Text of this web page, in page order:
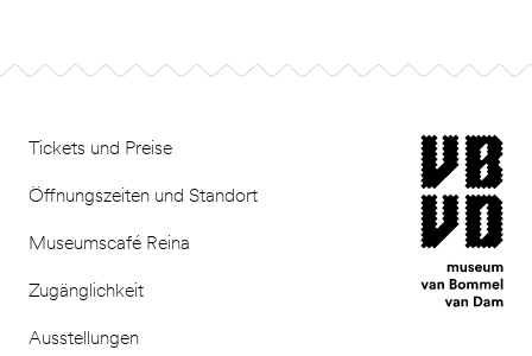
Tickets und Preise
Öffnungszeiten und Standort
Museumscafé Reina
Zugänglichkeit
Ausstellungen
museum van